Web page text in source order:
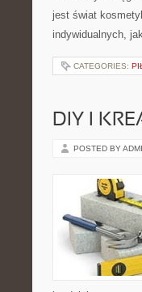
jest świat
indywidualnych,
CATEGORIES:
DIY I
POSTED BY